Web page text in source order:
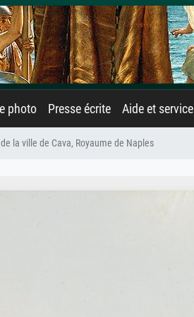
photo Presse écrite Aide et service
la ville de Cava, Royaume de Naples